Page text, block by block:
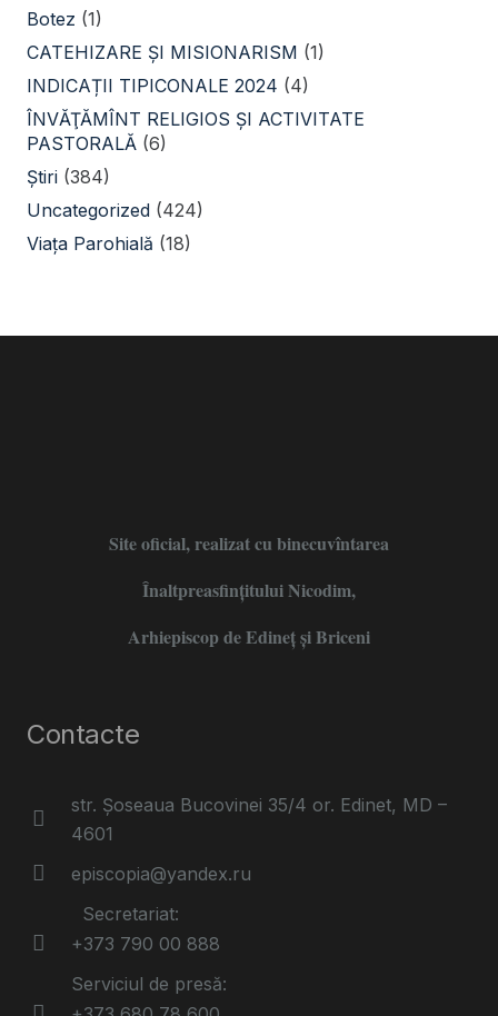
Botez (1)
CATEHIZARE ŞI MISIONARISM (1)
INDICAȚII TIPICONALE 2024 (4)
ÎNVĂŢĂMÎNT RELIGIOS ŞI ACTIVITATE
PASTORALĂ (6)
Știri (384)
Uncategorized (424)
Viața Parohială (18)
Site oficial, realizat cu binecuvîntarea
Înaltpreasfințitului Nicodim,
Arhiepiscop de Edineţ şi Briceni
Contacte
str. Șoseaua Bucovinei 35/4 or. Edinet, MD –
4601
episcopia@yandex.ru
Secretariat:
+373 790 00 888
Serviciul de presă: